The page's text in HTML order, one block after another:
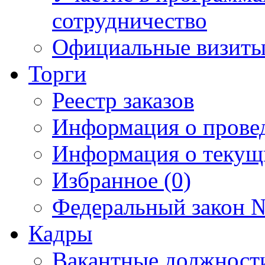
сотрудничество
Официальные
Торги
Реестр заказов
Информация о
Информация о
Избранное (0)
Федеральный закон
Кадры
Вакантные